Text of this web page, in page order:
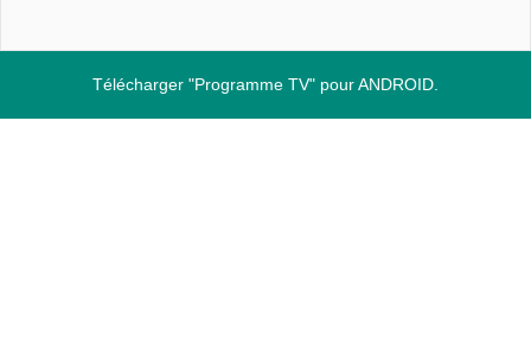
Télécharger "Programme TV" pour ANDROID.